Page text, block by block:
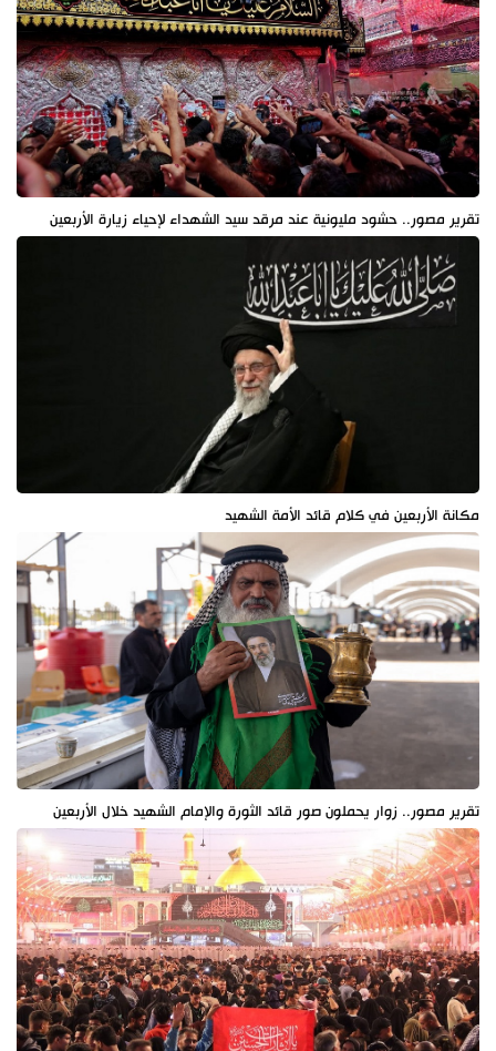
تقرير مصور.. حشود مليونية عند مرقد سيد الشهداء لإحياء زيارة الأربعين
مكانة الأربعين في كلام قائد الأمة الشهيد
تقرير مصور.. زوار يحملون صور قائد الثورة والإمام الشهيد خلال الأربعين